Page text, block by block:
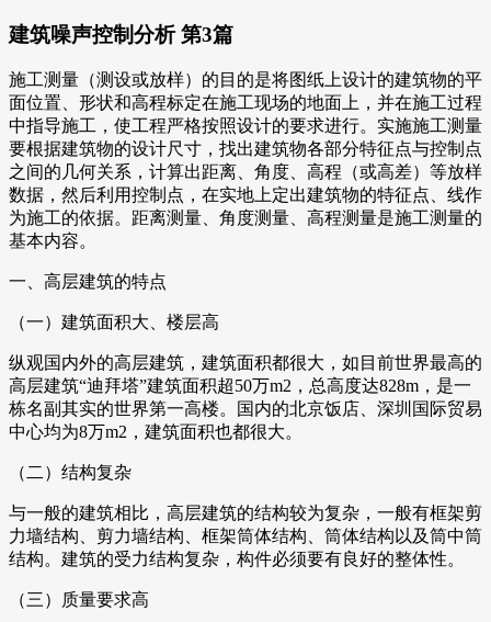
建筑噪声控制分析 第3篇
施工测量（测设或放样）的目的是将图纸上设计的建筑物的平
面位置、形状和高程标定在施工现场的地面上，并在施工过程
中指导施工，使工程严格按照设计的要求进行。实施施工测量
要根据建筑物的设计尺寸，找出建筑物各部分特征点与控制点
之间的几何关系，计算出距离、角度、高程（或高差）等放样
数据，然后利用控制点，在实地上定出建筑物的特征点、线作
为施工的依据。距离测量、角度测量、高程测量是施工测量的
基本内容。
一、高层建筑的特点
（一）建筑面积大、楼层高
纵观国内外的高层建筑，建筑面积都很大，如目前世界最高的
高层建筑“迪拜塔”建筑面积超50万m2，总高度达828m，是一
栋名副其实的世界第一高楼。国内的北京饭店、深圳国际贸易
中心均为8万m2，建筑面积也都很大。
（二）结构复杂
与一般的建筑相比，高层建筑的结构较为复杂，一般有框架剪
力墙结构、剪力墙结构、框架筒体结构、筒体结构以及筒中筒
结构。建筑的受力结构复杂，构件必须要有良好的整体性。
（三）质量要求高